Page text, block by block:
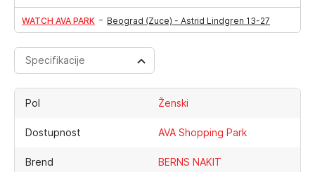
WATCH AVA PARK - Beograd (Zuce) - Astrid Lindgren 13-27
Specifikacije
Pol Ženski
Dostupnost AVA Shopping Park
Brend BERNS NAKIT